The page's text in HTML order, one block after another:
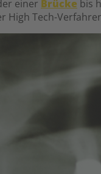
einer Brücke bis
High Tech-